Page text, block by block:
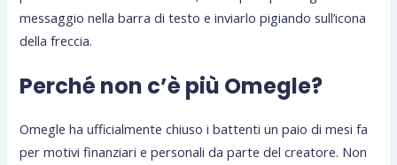
messaggio nella barra di testo e inviarlo pigiando sull’icona
della freccia.
Perché non c’è più Omegle?
Omegle ha ufficialmente chiuso i battenti un paio di mesi fa
per motivi finanziari e personali da parte del creatore. Non